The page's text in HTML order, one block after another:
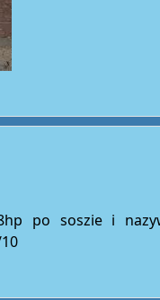
po soszie i